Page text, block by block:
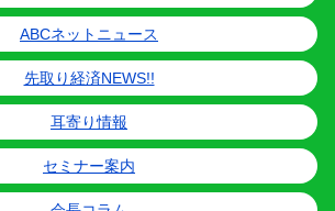
ABCネットニュース
先取り経済NEWS!!
耳寄り情報
セミナー案内